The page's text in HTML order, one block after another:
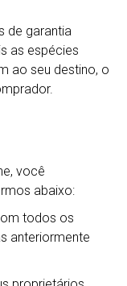
de garantia
as espécies
ao seu destino, o
você
abaixo:
todos os
anteriormente